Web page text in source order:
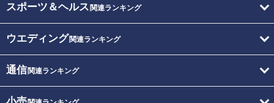
スポーツ＆ヘルス 関連ランキング
ウエディング関連ランキング
通信関連ランキング